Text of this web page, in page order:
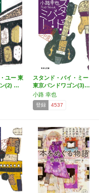
ユー 東
(2) …
スタンド・バイ・ミー
東京バンドワゴン(3)…
小路 幸也
登録 4537